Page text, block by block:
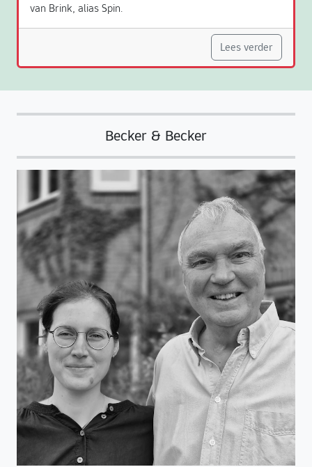
van Brink, alias Spin.
Lees verder
Becker & Becker